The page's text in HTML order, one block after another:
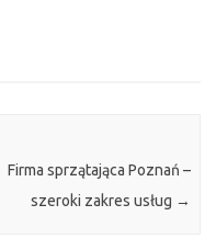
Firma sprzątająca Poznań –
szeroki zakres usług →